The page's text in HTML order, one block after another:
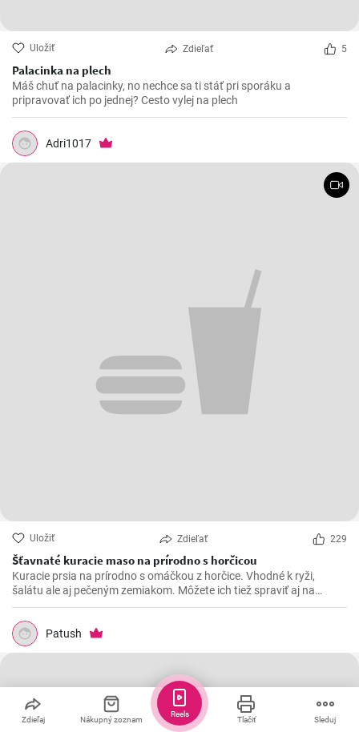
Uložiť Zdieľať 5
Palacinka na plech
Máš chuť na palacinky, no nechce sa ti stáť pri sporáku a
pripravovať ich po jednej? Cesto vylej na plech
Adri1017
Uložiť Zdieľať 229
Šťavnaté kuracie maso na prírodno s horčicou
Kuracie prsia na prírodno s omáčkou z horčice. Vhodné k ryži,
šalátu ale aj pečeným zemiakom. Môžete ich tiež spraviť aj na
spôsob šťavnatých kuracích rezňov - taktiež na prírodno.
Patush
Zdieľaj Nákupný zoznam Tlačiť Sleduj
Reels